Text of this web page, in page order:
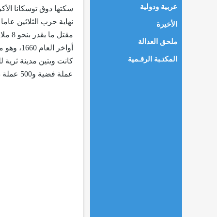
أواخر
عملة فضية و500 عملة ذهبية، كان يخفيها في جميع أنحاء منزله.
عربية ودولية
الأخيرة
ملحق العدالة
المكتـبة الرقـمية